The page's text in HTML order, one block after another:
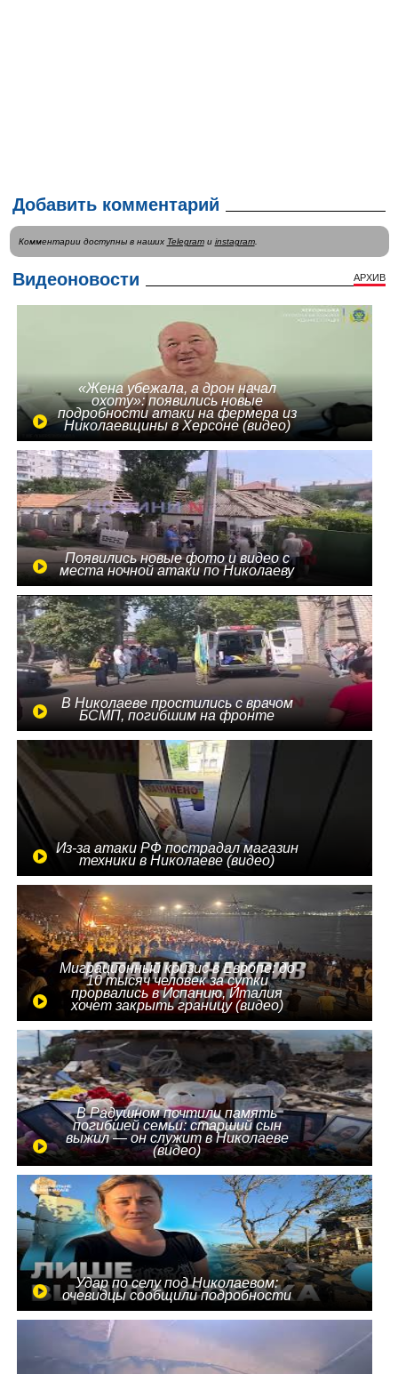
Добавить комментарий
Комментарии доступны в наших Telegramи instagram.
Видеоновости АРХИВ
«Жена убежала, а дрон начал
охоту»: появились новые
подробности атаки на фермера из
Николаевщины в Херсоне (видео)
Появились новые фото и видео с
места ночной атаки по Николаеву
В Николаеве простились с врачом
БСМП, погибшим на фронте
Из-за атаки РФ пострадал магазин
техники в Николаеве (видео)
Миграционный кризис в Европе: до
10 тысяч человек за сутки
прорвались в Испанию, Италия
хочет закрыть границу (видео)
В Радушном почтили память
погибшей семьи: старший сын
выжил — он служит в Николаеве
(видео)
Удар по селу под Николаевом:
очевидцы сообщили подробности